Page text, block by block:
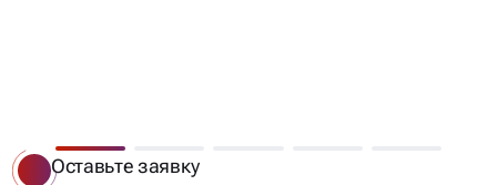
Оставьте заявку